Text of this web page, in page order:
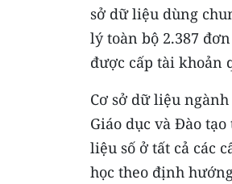
sở dữ liệu dùng
lý toàn bộ 2.387
được cấp tài khoản
Cơ sở dữ liệu
Giáo dục và Ðào
liệu số ở tất cả các
học theo định